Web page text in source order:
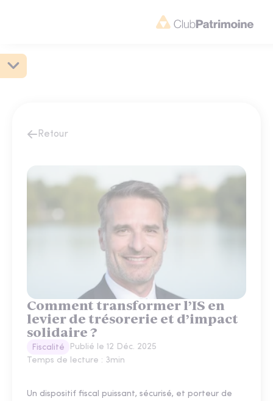
Retour
Comment transformer l’IS en
levier de trésorerie et d’impact
solidaire ?
Fiscalité Publié le 12 Déc. 2025
Temps de lecture : 3min
Un dispositif fiscal puissant, sécurisé, et porteur de